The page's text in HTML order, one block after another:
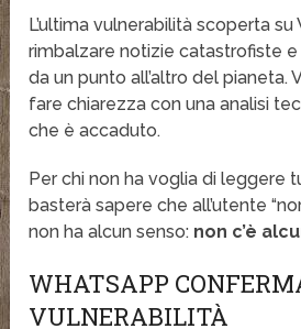
L’ultima vulnerabilità scoperta
rimbalzare notizie catastrofiste
da un punto all’altro del pianeta.
fare chiarezza con una analisi
che è accaduto.
Per chi non ha voglia di leggere
basterà sapere che all’utente
non ha alcun senso: non c’è
WHATSAPP
VULNERABILITÀ